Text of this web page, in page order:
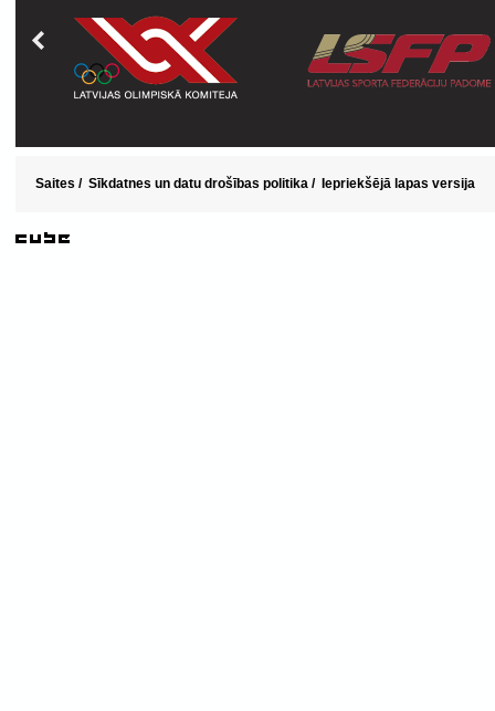
Saites / Sīkdatnes un datu drošības politika / Iepriekšējā lapas versija